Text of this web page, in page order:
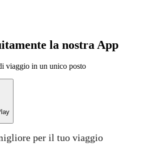
la nostra App
viaggio in un unico posto
per il tuo viaggio